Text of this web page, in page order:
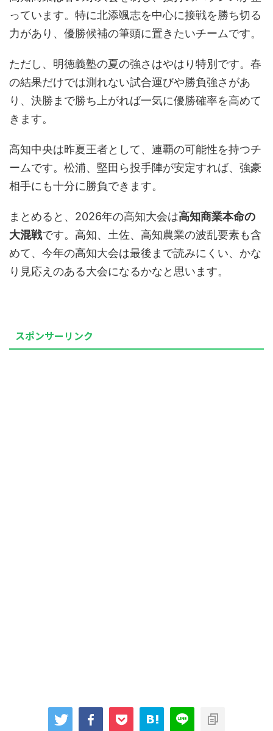
っています。特に北添颯志を中心に接戦を勝ち切る
力があり、優勝候補の筆頭に置きたいチームです。
ただし、明徳義塾の夏の強さはやはり特別です。春
の結果だけでは測れない試合運びや勝負強さがあ
り、決勝まで勝ち上がれば一気に優勝確率を高めて
きます。
高知中央は昨夏王者として、連覇の可能性を持つチ
ームです。松浦、堅田ら投手陣が安定すれば、強豪
相手にも十分に勝負できます。
まとめると、2026年の高知大会は高知商業本命の
大混戦です。高知、土佐、高知農業の波乱要素も含
めて、今年の高知大会は最後まで読みにくい、かな
り見応えのある大会になるかなと思います。
スポンサーリンク